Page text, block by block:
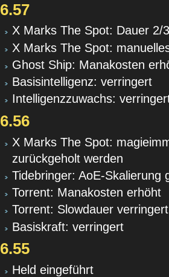
6.57
X Marks The Spot: Dauer 2/
X Marks The Spot:
Ghost Ship: Manakosten
Basisintelligenz: verringert
Intelligenzzuwachs:
6.56
X Marks The Spot:
zurückgeholt werden
Tidebringer: AoE-Skalierung
Torrent: Manakosten erhöht
Torrent: Slowdauer verringert
Basiskraft: verringert
6.55
Held eingeführt